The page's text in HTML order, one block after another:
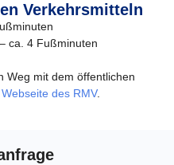
Verkehrsmitteln
ca. 4 Fußminuten
Weg mit dem öffentlichen
Webseite des RMV.